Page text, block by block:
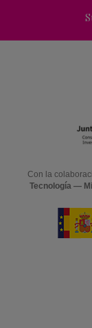
Con la
Tecnología —